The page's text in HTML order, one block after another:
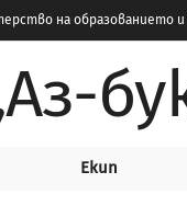
на образованието и
Екип